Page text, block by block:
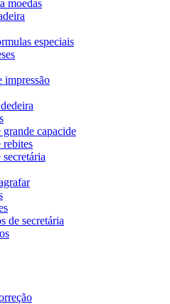
moedas
especiais
impressão
grande capacide
rebites
de secretária